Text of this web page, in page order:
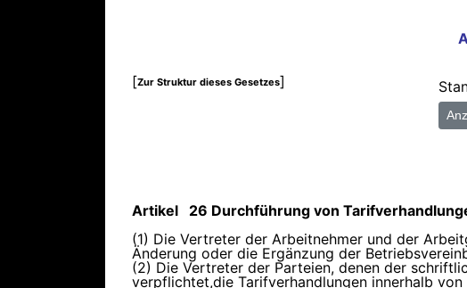
[Zur Struktur dieses Gesetzes]
Artikel 26 Durchführung von
(1) Die Vertreter der Arbeitnehmer und der
Änderung oder die Ergänzung der
(2) Die Vertreter der Parteien, denen der
verpflichtet,die Tarifverhandlungen innerhalb